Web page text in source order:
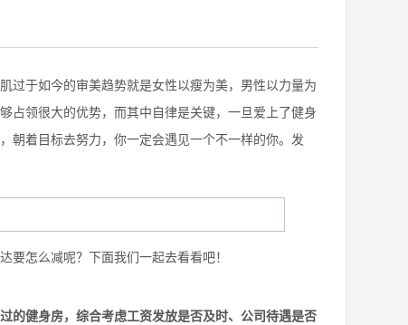
于如今的审美趋势就是女性以瘦为美，男性以力量为
占领很大的优势，而其中自律是关键，一旦爱上了健身
朝着目标去努力，你一定会遇见一个不一样的你。发
怎么减呢？下面我们一起去看看吧！
的健身房，综合考虑工资发放是否及时、公司待遇是否